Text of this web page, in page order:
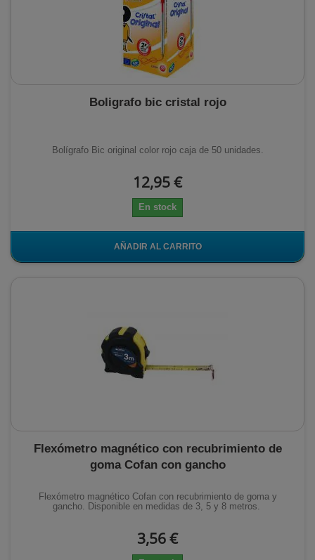
Boligrafo bic cristal rojo
Bolígrafo Bic original color rojo caja de 50 unidades.
12,95 €
En stock
AÑADIR AL CARRITO
Flexómetro magnético con recubrimiento de
goma Cofan con gancho
Flexómetro magnético Cofan con recubrimiento de goma y
gancho. Disponible en medidas de 3, 5 y 8 metros.
3,56 €